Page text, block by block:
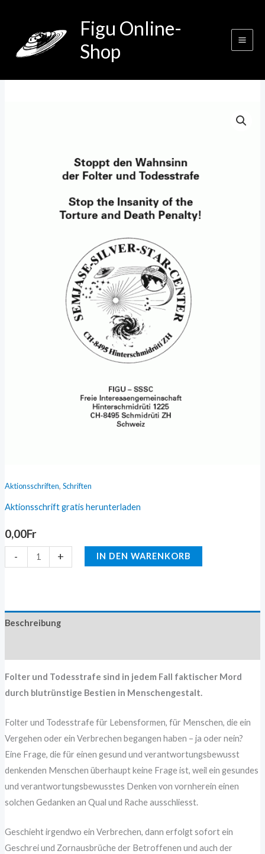
springen
Figu Online-
Shop
Aktionsschriften, Schriften
Aktionsschrift gratis herunterladen
0,00Fr
- + IN DEN WARENKORB
Beschreibung
Folter und Todesstrafe sind in jedem Fall faktischer Mord
durch blutrünstige Bestien in Menschengestalt.
Folter und Todesstrafe für Lebensformen, für Menschen, die ein
Vergehen oder ein Verbrechen begangen haben – ja oder nein?
Eine Frage, die für einen gesund und verantwortungsbewusst
denkenden Menschen überhaupt keine Frage ist, weil ein gesundes
und verantwortungsbewusstes Denken von vornherein einen
solchen Gedanken an Qual und Rache ausschliesst.
Geschieht irgendwo ein Verbrechen, dann erfolgt sofort ein
Geschrei und Zornausbrüche der Betroffenen und auch der